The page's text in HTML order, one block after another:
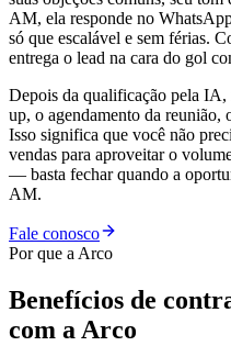
AM, ela responde no
só que escalável e sem férias.
entrega o lead na cara do gol
Depois da qualificação pela IA,
up, o agendamento da
Isso significa que você não
vendas para aproveitar o
— basta fechar quando a
AM.
Fale conosco
Por que a Arco
Benefícios de
com a Arco